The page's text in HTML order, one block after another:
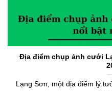
Địa điểm chụp ảnh cưới
Lạng Sơn, một địa điểm lý